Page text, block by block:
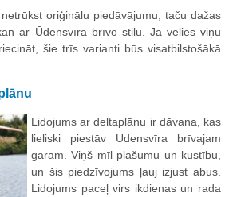
oriģinālu piedāvājumu, taču dažas
ar Ūdensvīra brīvo stilu. Ja vēlies viņu
šie trīs varianti būs visatbilstošākā
Lidojums ar deltaplānu ir dāvana, kas
lieliski piestāv Ūdensvīra brīvajam
garam. Viņš mīl plašumu un kustību,
un šis piedzīvojums ļauj izjust abus.
Lidojums paceļ virs ikdienas un rada